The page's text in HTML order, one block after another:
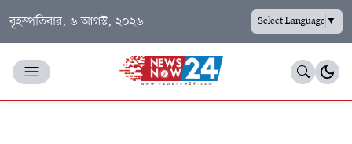
বৃহস্পতিবার, ৬ আগস্ট, ২০২৬ Select Language▼